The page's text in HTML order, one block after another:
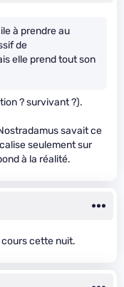
à prendre au
de
elle prend tout son
? survivant ?).
savait ce
seulement sur
à la réalité.
cette nuit.